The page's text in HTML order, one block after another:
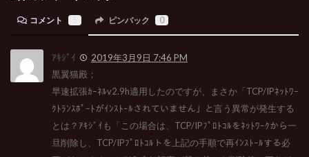
コメント ピンバック 0
ｱｷｼﾞｲ
2019年3月9日 7:46 PM
黒翼猫殿；
早速拡張ｶｰﾈﾙv2.9h適用したのですが、まさか「TCP/IPﾈｯﾄﾜｰ
ｸﾄﾗﾝｽﾎﾟｰﾄがｲﾝｽﾄｰﾙされていません」と言う異常が発生する
とは？ｱｷｼﾞｲも「この場合は、TCP/IPﾌﾟﾛﾄｺﾙをﾈｯﾄﾜｰｸから一
旦削除し、TCP/IPﾌﾟﾛﾄｺﾙトを上記の手順で再ｲﾝｽﾄｰﾙする必